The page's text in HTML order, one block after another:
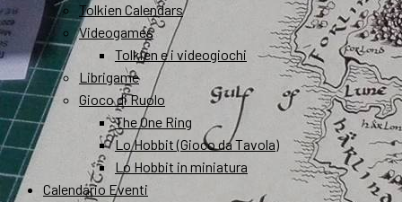
Tolkien Calendars
Videogames
Tolkien e i videogiochi
Librigame
Gioco di Ruolo
The One Ring
Lo Hobbit (Gioco da Tavola)
Lo Hobbit in miniatura
Calendario Eventi